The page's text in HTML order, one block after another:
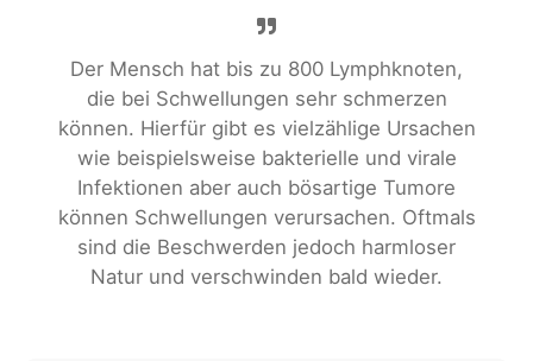
Der Mensch hat bis zu 800 Lymphknoten,
die bei Schwellungen sehr schmerzen
können. Hierfür gibt es vielzählige Ursachen
wie beispielsweise bakterielle und virale
Infektionen aber auch bösartige Tumore
können Schwellungen verursachen. Oftmals
sind die Beschwerden jedoch harmloser
Natur und verschwinden bald wieder.